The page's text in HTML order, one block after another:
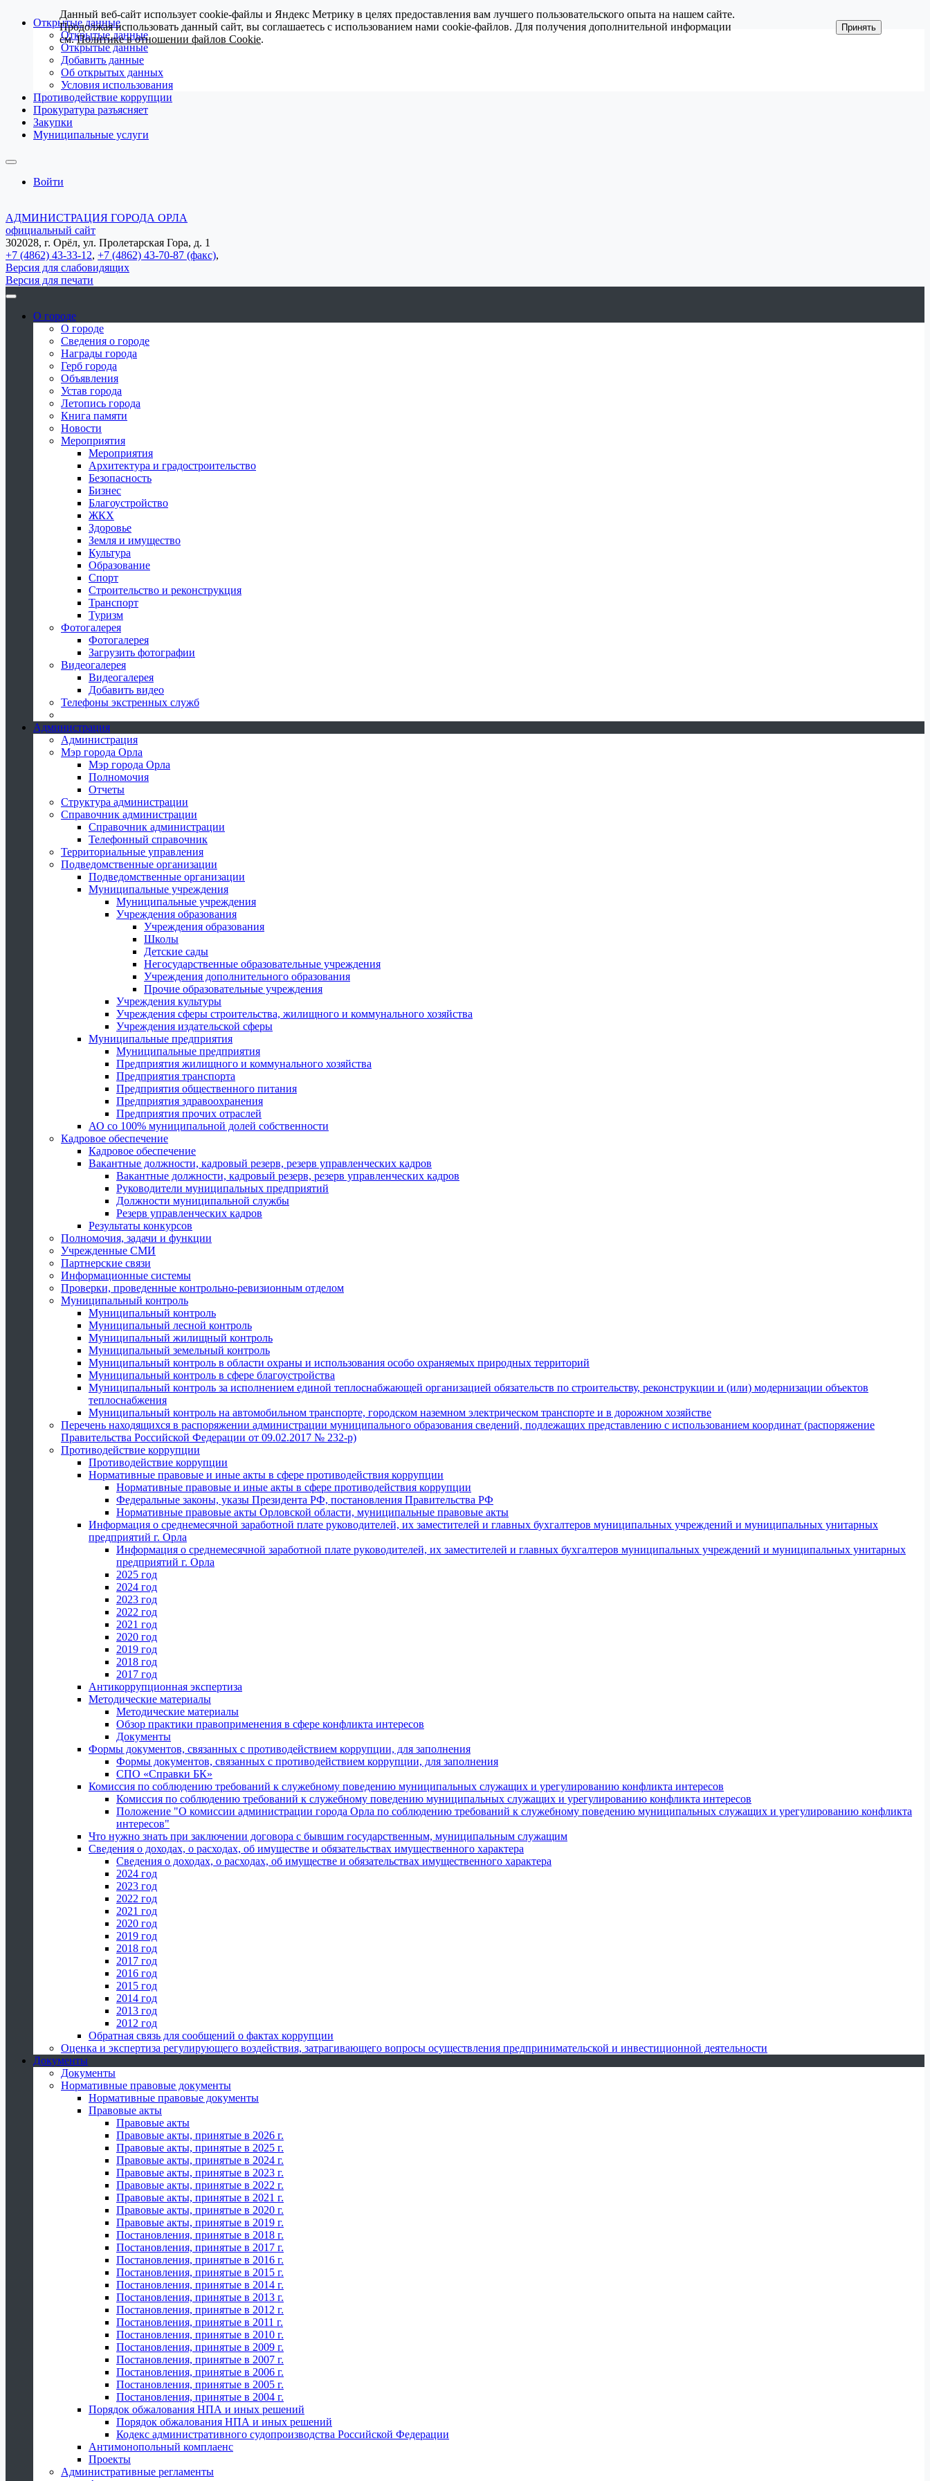
Открытые данные
Открытые данные
Открытые данные
Добавить данные
Об открытых данных
Условия использования
Противодействие коррупции
Прокуратура разъясняет
Закупки
Муниципальные услуги
Войти
АДМИНИСТРАЦИЯ ГОРОДА ОРЛА
официальный сайт
302028, г. Орёл, ул. Пролетарская Гора, д. 1
+7 (4862) 43-33-12, +7 (4862) 43-70-87 (факс),
Версия для слабовидящих
Версия для печати
О городе
О городе
Сведения о городе
Награды города
Герб города
Объявления
Устав города
Летопись города
Книга памяти
Новости
Мероприятия
Мероприятия
Архитектура и градостроительство
Безопасность
Бизнес
Благоустройство
ЖКХ
Здоровье
Земля и имущество
Культура
Образование
Спорт
Строительство и реконструкция
Транспорт
Туризм
Фотогалерея
Фотогалерея
Загрузить фотографии
Видеогалерея
Видеогалерея
Добавить видео
Телефоны экстренных служб
Администрация
Администрация
Мэр города Орла
Мэр города Орла
Полномочия
Отчеты
Структура администрации
Справочник администрации
Справочник администрации
Телефонный справочник
Территориальные управления
Подведомственные организации
Подведомственные организации
Муниципальные учреждения
Муниципальные учреждения
Учреждения образования
Учреждения образования
Школы
Детские сады
Негосударственные образовательные учреждения
Учреждения дополнительного образования
Прочие образовательные учреждения
Учреждения культуры
Учреждения сферы строительства, жилищного и коммунального хозяйства
Учреждения издательской сферы
Муниципальные предприятия
Муниципальные предприятия
Предприятия жилищного и коммунального хозяйства
Предприятия транспорта
Предприятия общественного питания
Предприятия здравоохранения
Предприятия прочих отраслей
АО со 100% муниципальной долей собственности
Кадровое обеспечение
Кадровое обеспечение
Вакантные должности, кадровый резерв, резерв управленческих кадров
Вакантные должности, кадровый резерв, резерв управленческих кадров
Руководители муниципальных предприятий
Должности муниципальной службы
Резерв управленческих кадров
Результаты конкурсов
Полномочия, задачи и функции
Учрежденные СМИ
Партнерские связи
Информационные системы
Проверки, проведенные контрольно-ревизионным отделом
Муниципальный контроль
Муниципальный контроль
Муниципальный лесной контроль
Муниципальный жилищный контроль
Муниципальный земельный контроль
Муниципальный контроль в области охраны и использования особо охраняемых природных территорий
Муниципальный контроль в сфере благоустройства
Муниципальный контроль за исполнением единой теплоснабжающей организацией обязательств по строительству, реконструкции и (или) модернизации объектов
теплоснабжения
Муниципальный контроль на автомобильном транспорте, городском наземном электрическом транспорте и в дорожном хозяйстве
Перечень находящихся в распоряжении администрации муниципального образования сведений, подлежащих представлению с использованием координат (распоряжение
Правительства Российской Федерации от 09.02.2017 № 232-р)
Противодействие коррупции
Противодействие коррупции
Нормативные правовые и иные акты в сфере противодействия коррупции
Нормативные правовые и иные акты в сфере противодействия коррупции
Федеральные законы, указы Президента РФ, постановления Правительства РФ
Нормативные правовые акты Орловской области, муниципальные правовые акты
Информация о среднемесячной заработной плате руководителей, их заместителей и главных бухгалтеров муниципальных учреждений и муниципальных унитарных
предприятий г. Орла
Информация о среднемесячной заработной плате руководителей, их заместителей и главных бухгалтеров муниципальных учреждений и муниципальных унитарных
предприятий г. Орла
2025 год
2024 год
2023 год
2022 год
2021 год
2020 год
2019 год
2018 год
2017 год
Антикоррупционная экспертиза
Методические материалы
Методические материалы
Обзор практики правоприменения в сфере конфликта интересов
Документы
Формы документов, связанных с противодействием коррупции, для заполнения
Формы документов, связанных с противодействием коррупции, для заполнения
СПО «Справки БК»
Комиссия по соблюдению требований к служебному поведению муниципальных служащих и урегулированию конфликта интересов
Комиссия по соблюдению требований к служебному поведению муниципальных служащих и урегулированию конфликта интересов
Положение "О комиссии администрации города Орла по соблюдению требований к служебному поведению муниципальных служащих и урегулированию конфликта
интересов"
Что нужно знать при заключении договора с бывшим государственным, муниципальным служащим
Сведения о доходах, о расходах, об имуществе и обязательствах имущественного характера
Сведения о доходах, о расходах, об имуществе и обязательствах имущественного характера
2024 год
2023 год
2022 год
2021 год
2020 год
2019 год
2018 год
2017 год
2016 год
2015 год
2014 год
2013 год
2012 год
Обратная связь для сообщений о фактах коррупции
Оценка и экспертиза регулирующего воздействия, затрагивающего вопросы осуществления предпринимательской и инвестиционной деятельности
Документы
Документы
Нормативные правовые документы
Нормативные правовые документы
Правовые акты
Правовые акты
Правовые акты, принятые в 2026 г.
Правовые акты, принятые в 2025 г.
Правовые акты, принятые в 2024 г.
Правовые акты, принятые в 2023 г.
Правовые акты, принятые в 2022 г.
Правовые акты, принятые в 2021 г.
Правовые акты, принятые в 2020 г.
Правовые акты, принятые в 2019 г.
Постановления, принятые в 2018 г.
Постановления, принятые в 2017 г.
Постановления, принятые в 2016 г.
Постановления, принятые в 2015 г.
Постановления, принятые в 2014 г.
Постановления, принятые в 2013 г.
Постановления, принятые в 2012 г.
Постановления, принятые в 2011 г.
Постановления, принятые в 2010 г.
Постановления, принятые в 2009 г.
Постановления, принятые в 2007 г.
Постановления, принятые в 2006 г.
Постановления, принятые в 2005 г.
Постановления, принятые в 2004 г.
Порядок обжалования НПА и иных решений
Порядок обжалования НПА и иных решений
Кодекс административного судопроизводства Российской Федерации
Антимонопольный комплаенс
Проекты
Административные регламенты
Данный веб-сайт использует cookie-файлы и Яндекс Метрику в целях предоставления вам лучшего пользовательского опыта на нашем сайте.
Продолжая использовать данный сайт, вы соглашаетесь с использованием нами cookie-файлов. Для получения дополнительной информации
см.Политике в отношении файлов Cookie.
Принять